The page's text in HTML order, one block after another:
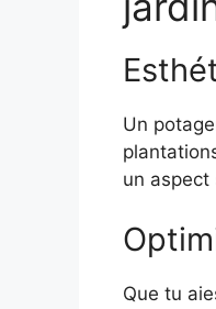
Un
un aspect
Que tu